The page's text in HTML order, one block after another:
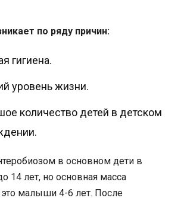
по ряду причин:
гигиена.
уровень жизни.
количество детей в детском
в основном дети в
14 лет, но основная масса
малыши 4-6 лет. После